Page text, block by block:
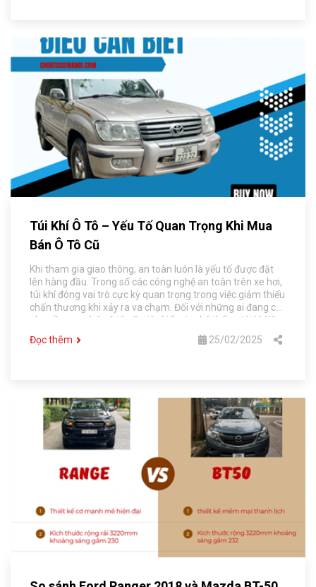
Túi Khí Ô Tô – Yếu Tố Quan Trọng Khi Mua
Bán Ô Tô Cũ
Khi tham gia giao thông, an toàn luôn là yếu tố được đặt
lên hàng đầu. Trong số các công nghệ an toàn trên xe hơi,
túi khí đóng vai trò cực kỳ quan trọng trong việc giảm thiểu
chấn thương khi xảy ra va chạm. Đối với những ai đang có
nhu cầu mua bán ô tô cũ, việc kiểm tra hệ thống túi khí là
điều không thể bỏ qua để đảm bảo an toàn cho bản thân
và gia đình. Trong bài viết này, Chợ Ô Tô Số 1 Hà Nội sẽ
Đọc thêm 25/02/2025